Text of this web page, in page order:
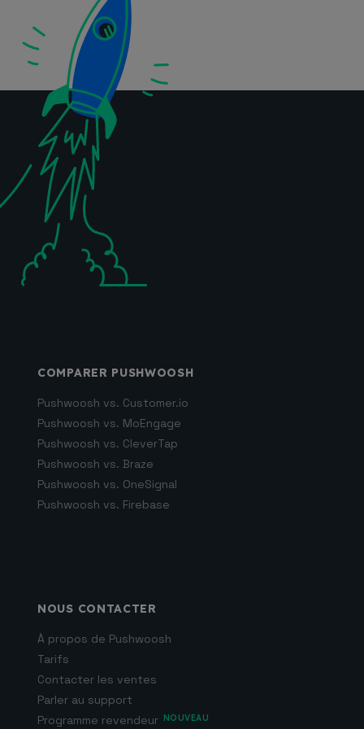
COMPARER PUSHWOOSH
Pushwoosh vs. Customer.io
Pushwoosh vs. MoEngage
Pushwoosh vs. CleverTap
Pushwoosh vs. Braze
Pushwoosh vs. OneSignal
Pushwoosh vs. Firebase
NOUS CONTACTER
À propos de Pushwoosh
Tarifs
Contacter les ventes
Parler au support
Programme revendeur NOUVEAU